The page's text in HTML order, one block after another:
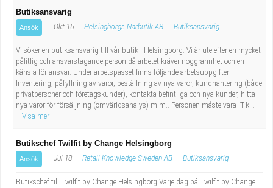
Butiksansvarig
Ansök Okt 15 Helsingborgs Närbutik AB Butiksansvarig
Vi söker en butiksansvarig till vår butik i Helsingborg. Vi är ute efter en mycket
pålitlig och ansvarstagande person då arbetet kräver noggrannhet och en
känsla för ansvar. Under arbetspasset finns följande arbetsuppgifter:
Inventering, påfyllning av varor, beställning av nya varor, kundhantering (både
privatpersoner och företagskunder), kontakta befintliga och nya kunder, hitta
nya varor för försäljning (omvärldsanalys) m.m.. Personen måste vara IT-k...
Visa mer
Butikschef Twilfit by Change Helsingborg
Ansök Jul 18 Retail Knowledge Sweden AB Butiksansvarig
Butikschef till Twilfit by Change Helsingborg Varje dag på Twilfit by Change